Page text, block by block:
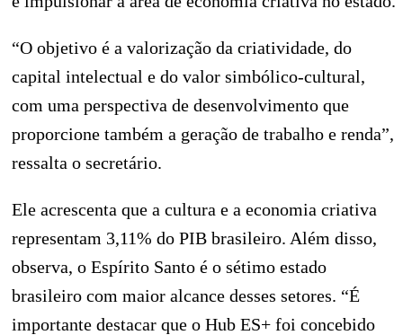
“O objetivo é a valorização da criatividade, do
capital intelectual e do valor simbólico-cultural,
com uma perspectiva de desenvolvimento que
proporcione também a geração de trabalho e renda”,
ressalta o secretário.
Ele acrescenta que a cultura e a economia criativa
representam 3,11% do PIB brasileiro. Além disso,
observa, o Espírito Santo é o sétimo estado
brasileiro com maior alcance desses setores. “É
importante destacar que o Hub ES+ foi concebido